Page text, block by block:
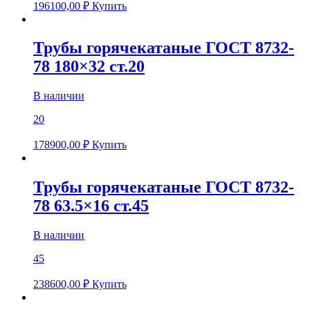
196100,00 ₽ Купить
Трубы горячекатаные ГОСТ 8732-
78 180×32 ст.20
В наличии
20
178900,00 ₽ Купить
Трубы горячекатаные ГОСТ 8732-
78 63.5×16 ст.45
В наличии
45
238600,00 ₽ Купить